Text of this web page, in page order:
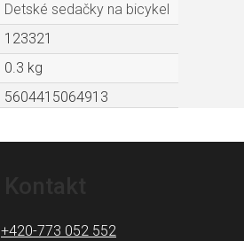
Detské sedačky na bicykel
123321
0.3 kg
5604415064913
+420-773 052 552